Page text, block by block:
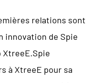
relations sont
innovation de Spie
à XtreeE pour sa